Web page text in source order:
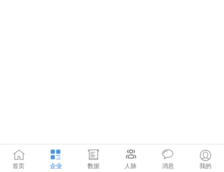
首页 企业 数据 人脉 消息 我的